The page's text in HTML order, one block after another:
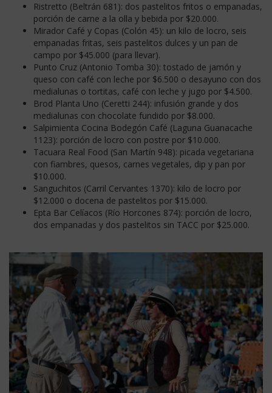
Ristretto (Beltrán 681): dos pastelitos fritos o empanadas,
porción de carne a la olla y bebida por $20.000.
Mirador Café y Copas (Colón 45): un kilo de locro, seis
empanadas fritas, seis pastelitos dulces y un pan de
campo por $45.000 (para llevar).
Punto Cruz (Antonio Tomba 30): tostado de jamón y
queso con café con leche por $6.500 o desayuno con dos
medialunas o tortitas, café con leche y jugo por $4.500.
Brod Planta Uno (Ceretti 244): infusión grande y dos
medialunas con chocolate fundido por $8.000.
Salpimienta Cocina Bodegón Café (Laguna Guanacache
1123): porción de locro con postre por $10.000.
Tacuara Real Food (San Martín 948): picada vegetariana
con fiambres, quesos, carnes vegetales, dip y pan por
$10.000.
Sanguchitos (Carril Cervantes 1370): kilo de locro por
$12.000 o docena de pastelitos por $15.000.
Epta Bar Celíacos (Río Horcones 874): porción de locro,
dos empanadas y dos pastelitos sin TACC por $25.000.